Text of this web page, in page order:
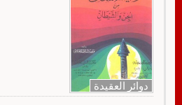
دوائر العقيدة